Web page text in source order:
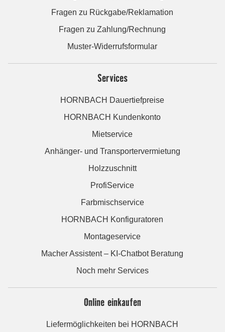
Fragen zu Rückgabe/Reklamation
Fragen zu Zahlung/Rechnung
Muster-Widerrufsformular
Services
HORNBACH Dauertiefpreise
HORNBACH Kundenkonto
Mietservice
Anhänger- und Transportervermietung
Holzzuschnitt
ProfiService
Farbmischservice
HORNBACH Konfiguratoren
Montageservice
Macher Assistent – KI-Chatbot Beratung
Noch mehr Services
Online einkaufen
Liefermöglichkeiten bei HORNBACH